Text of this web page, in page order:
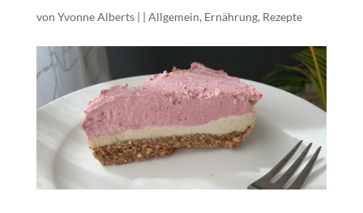
von Yvonne Alberts| | Allgemein, Ernährung, Rezepte